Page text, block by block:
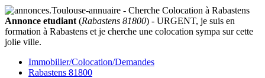
Annonce etudiant (Rabastens 81800) - URGENT, je suis en
formation à Rabastens et je cherche une colocation sympa sur cette
jolie ville.
Immobilier/Colocation/Demandes
Rabastens 81800